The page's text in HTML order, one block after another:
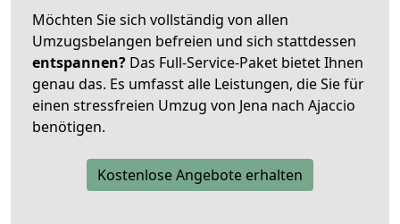
Möchten Sie sich vollständig von allen
Umzugsbelangen befreien und sich stattdessen
entspannen? Das Full-Service-Paket bietet Ihnen
genau das. Es umfasst alle Leistungen, die Sie für
einen stressfreien Umzug von Jena nach Ajaccio
benötigen.
Kostenlose Angebote erhalten